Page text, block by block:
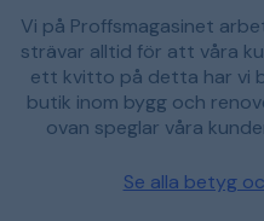
Vi på Proffsmagasinet
strävar alltid för att våra
ett kvitto på detta har vi
butik inom bygg och
ovan speglar våra
Se alla betyg